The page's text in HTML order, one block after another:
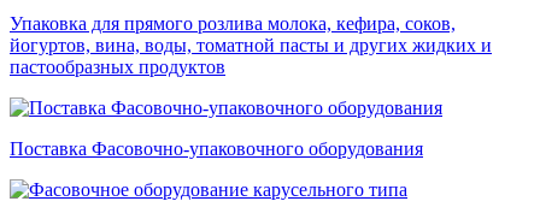
Упаковка для прямого розлива молока, кефира, соков,
йогуртов, вина, воды, томатной пасты и других жидких и
пастообразных продуктов
Поставка Фасовочно-упаковочного оборудования